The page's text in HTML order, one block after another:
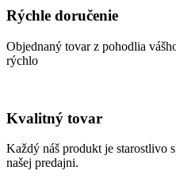
Rýchle doručenie
Objednaný tovar z pohodlia
rýchlo
Kvalitný tovar
Každý náš produkt je starostlivo
našej predajni.